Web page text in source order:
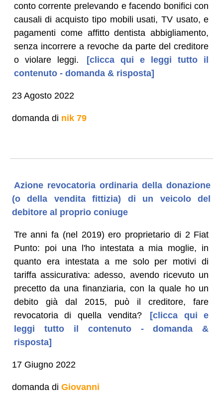
conto corrente prelevando e facendo bonifici con
causali di acquisto tipo mobili usati, TV usato, e
pagamenti come affitto dentista abbigliamento,
senza incorrere a revoche da parte del creditore
o violare leggi.
[clicca qui e leggi tutto il
contenuto - domanda & risposta]
23 Agosto 2022
domanda di nik 79
Azione revocatoria ordinaria della donazione
(o della vendita fittizia) di un veicolo del
debitore al proprio coniuge
Tre anni fa (nel 2019) ero proprietario di 2 Fiat
Punto: poi una l'ho intestata a mia moglie, in
quanto era intestata a me solo per motivi di
tariffa assicurativa: adesso, avendo ricevuto un
precetto da una finanziaria, con la quale ho un
debito già dal 2015, può il creditore, fare
revocatoria di quella vendita?
[clicca qui e
leggi tutto il contenuto - domanda &
risposta]
17 Giugno 2022
domanda di Giovanni